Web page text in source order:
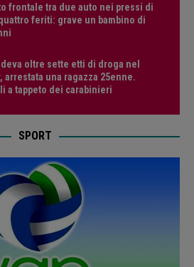
frontale tra due auto nei pressi di
feriti: grave un bambino di
oltre sette etti di droga nel
arrestata una ragazza 25enne.
a tappeto dei carabinieri
SPORT